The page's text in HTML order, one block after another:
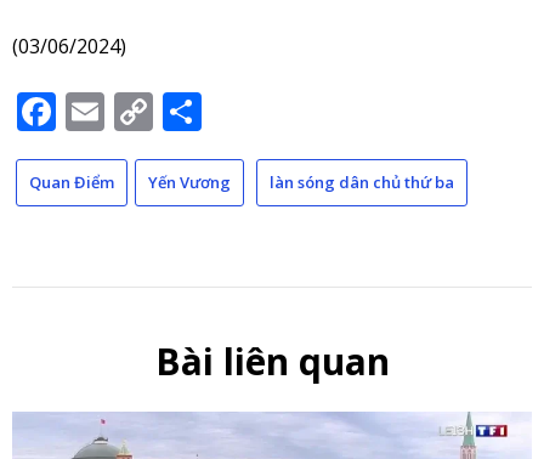
(03/06/2024)
Facebook
Email
Copy
Link
Quan Điểm Yến Vương làn sóng dân chủ thứ ba
Bài liên quan